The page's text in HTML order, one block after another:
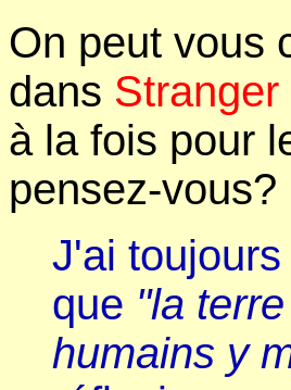
On peut vous
dans
à la fois pour
pensez-vous?
J'ai
que "la
humains y